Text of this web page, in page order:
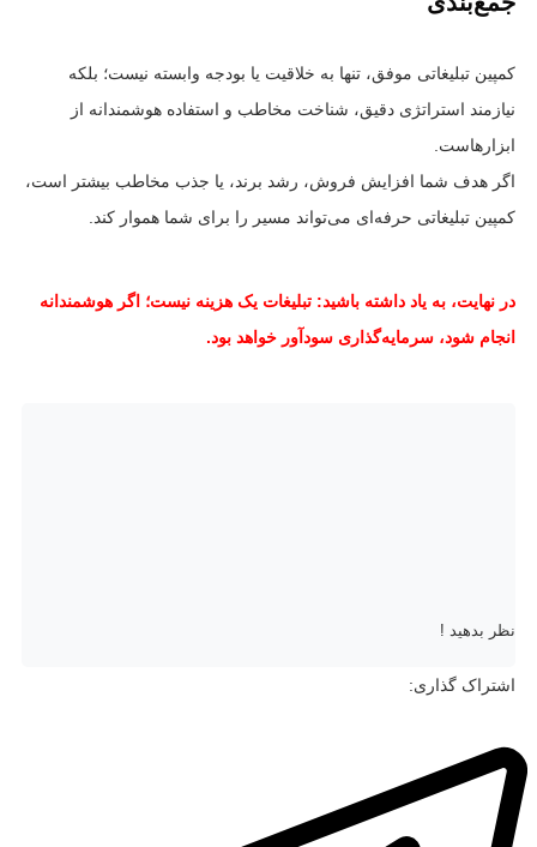
کمپین تبلیغاتی موفق، تنها به خلاقیت یا بودجه وابسته نیست؛ بلکه
نیازمند استراتژی دقیق، شناخت مخاطب و استفاده هوشمندانه از
ابزارهاست.
اگر هدف شما افزایش فروش، رشد برند، یا جذب مخاطب بیشتر است،
کمپین تبلیغاتی حرفه‌ای می‌تواند مسیر را برای شما هموار کند.
در نهایت، به یاد داشته باشید: تبلیغات یک هزینه نیست؛ اگر هوشمندانه
انجام شود، سرمایه‌گذاری سودآور خواهد بود.
نظر بدهید !
اشتراک گذاری: